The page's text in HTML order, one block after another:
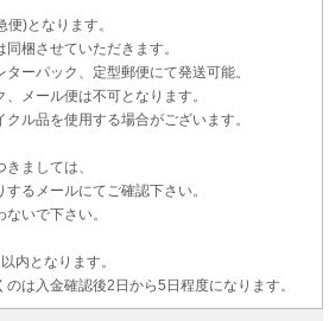
)となります。
梱させていただきます。
ーパック、定型郵便にて発送可能。
メール便は不可となります。
ル品を使用する場合がございます。
ましては、
るメールにてご確認下さい。
いで下さい。
内となります。
は入金確認後2日から5日程度になります。